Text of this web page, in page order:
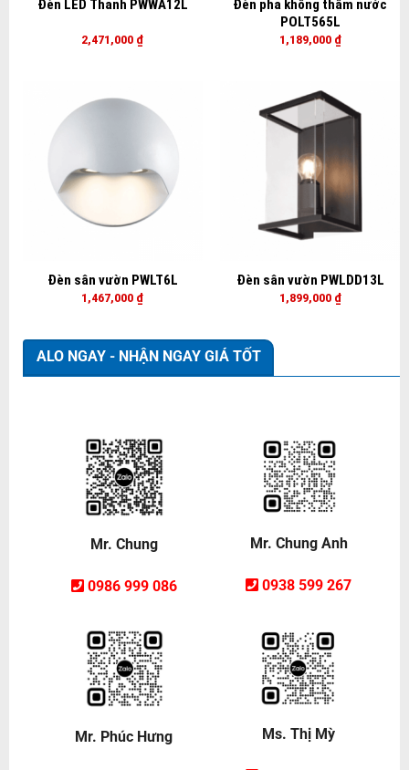
Đèn LED Thanh PWWA12L
2,471,000 ₫
Đèn pha không thấm nước
POLT565L
1,189,000 ₫
Đèn sân vườn PWLT6L
1,467,000 ₫
Đèn sân vườn PWLDD13L
1,899,000 ₫
ALO NGAY - NHẬN NGAY GIÁ TỐT
Mr. Chung
0986 999 086
Mr. Chung Anh
0938 599 267
Mr. Phúc Hưng Ms. Thị Mỳ